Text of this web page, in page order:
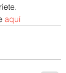
aquí